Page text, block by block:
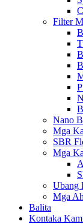
Filter
Nano
Mga
SBR
Mga
Ubang
Mga
Balita
Kontaka